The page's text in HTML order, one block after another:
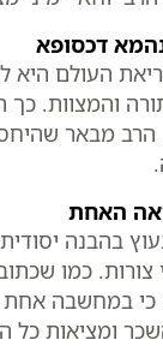
דכסופא
העולם
והמצוות.
הרב מבאר
האחת
בהבנה
צורות. כמו
במחשבה אחת
ומציאות כל